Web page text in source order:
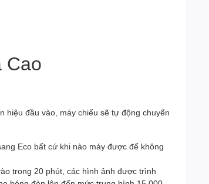
Cao
hiệu đầu vào, máy chiếu sẽ tự động chuyển
Eco bất cứ khi nào máy được để không
trong 20 phút, các hình ảnh được trình